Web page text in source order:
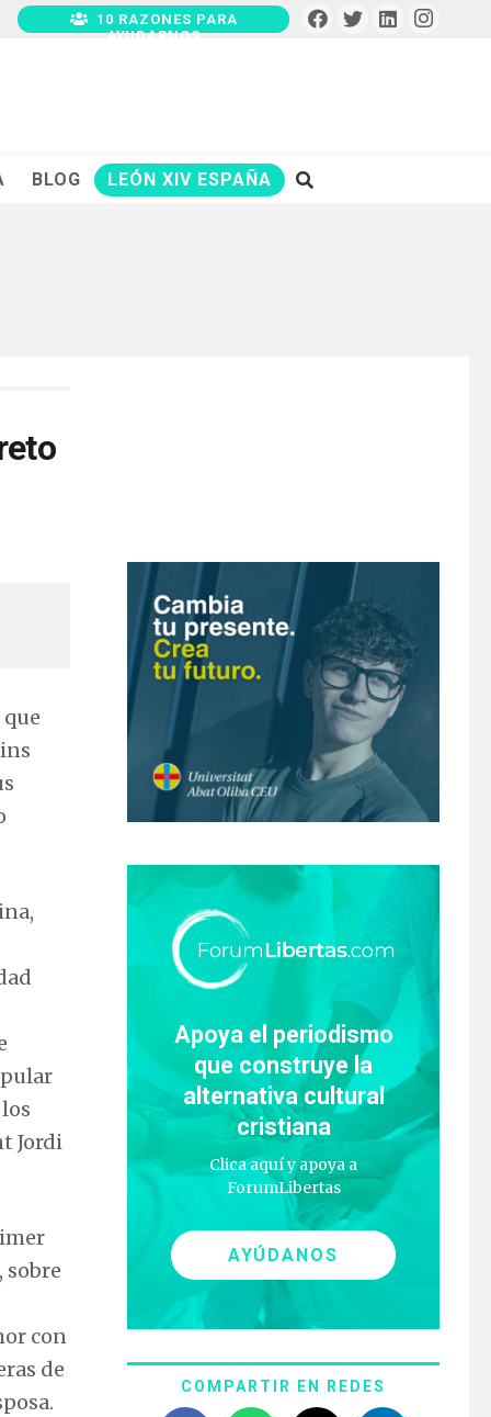
10 RAZONES PARA
AYUDARNOS
BLOG LEÓN XIV ESPAÑA
Jordi
con
de
Apoya el periodismo
que construye la
alternativa cultural
cristiana
Clica aquí y apoya a
ForumLibertas
AYÚDANOS
COMPARTIR EN REDES